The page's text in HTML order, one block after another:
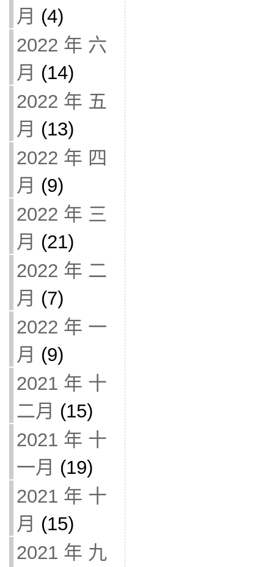
月 (4)
2022 年 六
月 (14)
2022 年 五
月 (13)
2022 年 四
月 (9)
2022 年 三
月 (21)
2022 年 二
月 (7)
2022 年 一
月 (9)
2021 年 十
二月 (15)
2021 年 十
一月 (19)
2021 年 十
月 (15)
2021 年 九